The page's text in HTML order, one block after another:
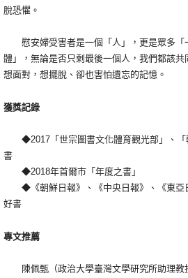
脫恐懼。
慰安婦受害者是一個「人」，更是眾多「
體」，無論是否只剩最後一個人，我們都該
想面對，想擺脫、卻也害怕遺忘的記憶。
獲獎記錄
◆2017「世宗圖書文化體育觀光部」、「
書
◆2018年首爾市「年度之書」
◆《朝鮮日報》、《中央日報》、《東亞
好書
專文推薦
陳佩甄（政治大學臺灣文學研究所助理教